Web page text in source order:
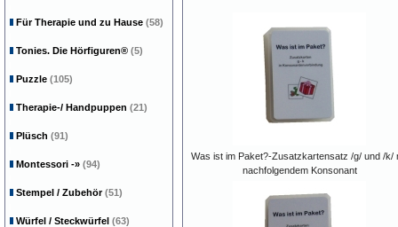
Was ist im Paket?-Zusatzkartensatz /g/ und /k/
nachfolgendem Konsonant
Für Therapie und zu Hause (58)
Tonies. Die Hörfiguren® (5)
Puzzle (105)
Therapie-/ Handpuppen (21)
Plüsch (91)
Montessori -» (94)
Stempel / Zubehör(51)
Würfel / Steckwürfel (63)